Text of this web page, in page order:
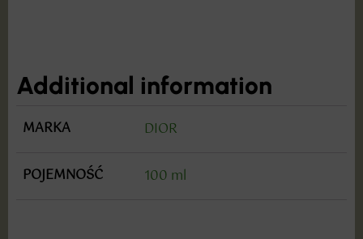
Additional information
MARKA DIOR
POJEMNOŚĆ 100 ml